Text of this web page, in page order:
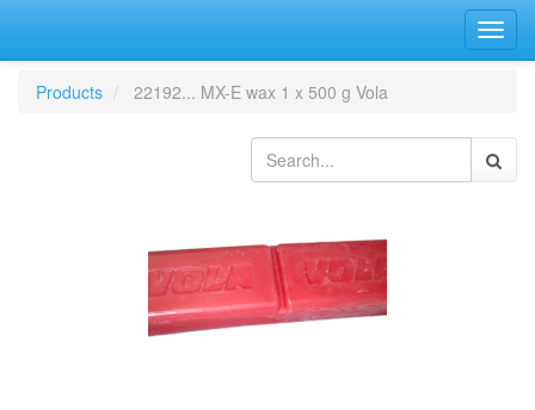
la
Products 22192... MX-E wax 1 x 500 g Vola